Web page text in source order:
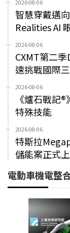
2026-08-06
智慧穿戴邁
Realities AI
2026-08-06
CXMT第二
速挑戰國際
2026-08-06
《爐石戰記
特殊技能
2026-08-06
特斯拉
儲能案正式
電動車機電整